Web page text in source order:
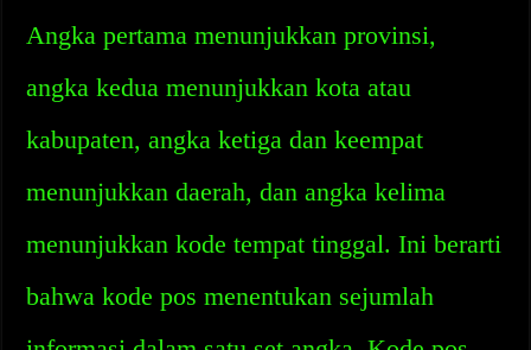
Angka pertama menunjukkan provinsi,
angka kedua menunjukkan kota atau
kabupaten, angka ketiga dan keempat
menunjukkan daerah, dan angka kelima
menunjukkan kode tempat tinggal. Ini berarti
bahwa kode pos menentukan sejumlah